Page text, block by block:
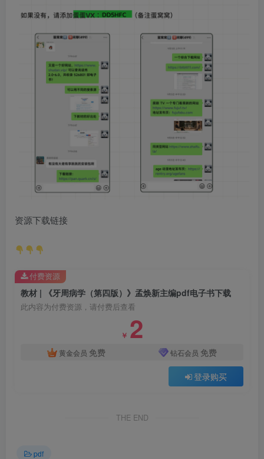
资源下载链接
教材 | 《牙周病学（第四版）》孟焕新主编pdf电子书下载
此内容为付费资源，请付费后查看
￥ 2
黄金会员 免费 钻石会员 免费
登录购买
付费资源
THE END
pdf